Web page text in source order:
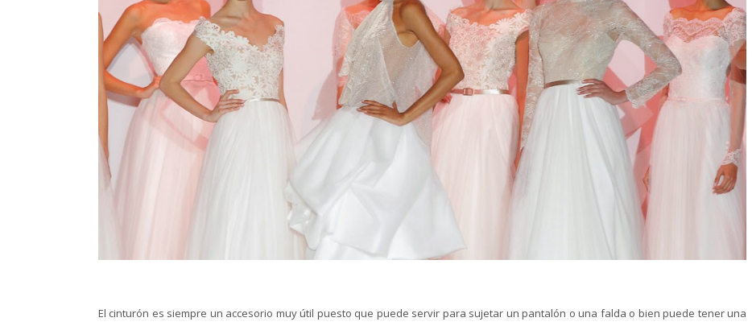
El cinturón es siempre un accesorio muy útil puesto que puede servir para sujetar un pantalón o una falda o bien puede tener una